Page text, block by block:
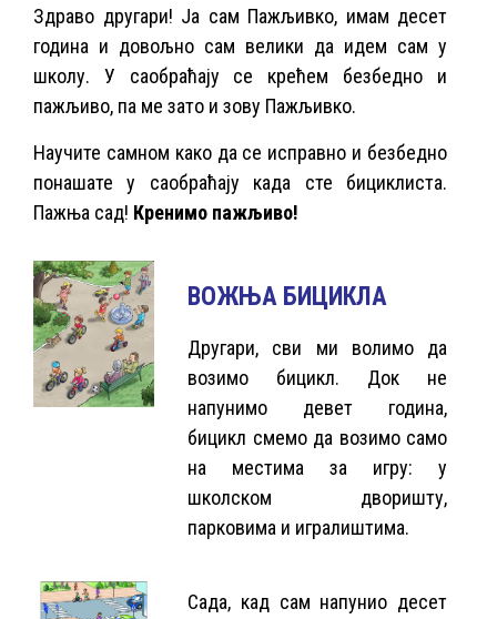
Здраво другари! Ја сам Пажљивко, имам десет
година и довољно сам велики да идем сам у
школу. У саобраћају се крећем безбедно и
пажљиво, па ме зато и зову Пажљивко.
Научите самном како да се исправно и безбедно
понашате у саобраћају када сте бициклиста.
Пажња сад! Кренимо пажљиво!
ВОЖЊА БИЦИКЛА
Другари, сви ми волимо да
возимо бицикл. Док не
напунимо девет година,
бицикл смемо да возимо само
на местима за игру: у
школском дворишту,
парковима и игралиштима.
Сада, кад сам напунио десет